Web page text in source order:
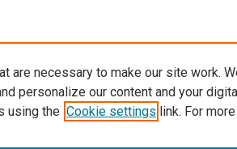
are necessary to make our site work.
personalize our content and your
using the Cookie settings link. For